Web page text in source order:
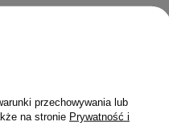
przechowywania lub
na stronie Prywatność i